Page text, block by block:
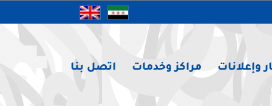
وإعلانات مراكز وخدمات اتصل بنا